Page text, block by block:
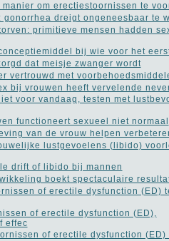
om erectiestoornissen te
dreigt ongeneesbaar te
primitieve mensen hadden
bij wie voor het
dat meisje zwanger wordt
vertrouwd met
bij vrouwen heeft vervelende
voor vandaag, testen met
functioneert sexueel niet normaal
van de vrouw helpen
lustgevoelens (libido)
drift of libido bij mannen
boekt spectaculaire
of erectile dysfunction (ED)
of erectile dysfunction (ED),
effec
of erectile dysfunction (ED)